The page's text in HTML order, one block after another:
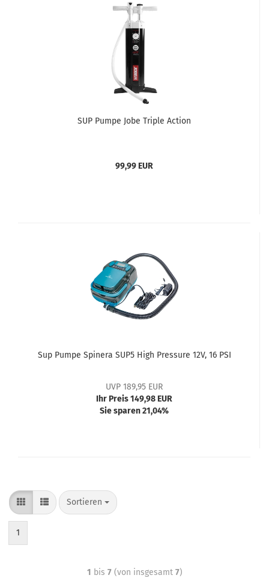
SUP Pumpe Jobe Triple Action
99,99 EUR
Sup Pumpe Spinera SUP5 High Pressure 12V, 16 PSI
UVP 189,95 EUR
Ihr Preis 149,98 EUR
Sie sparen 21,04%
Sortieren
1
1 bis 7(von insgesamt 7)